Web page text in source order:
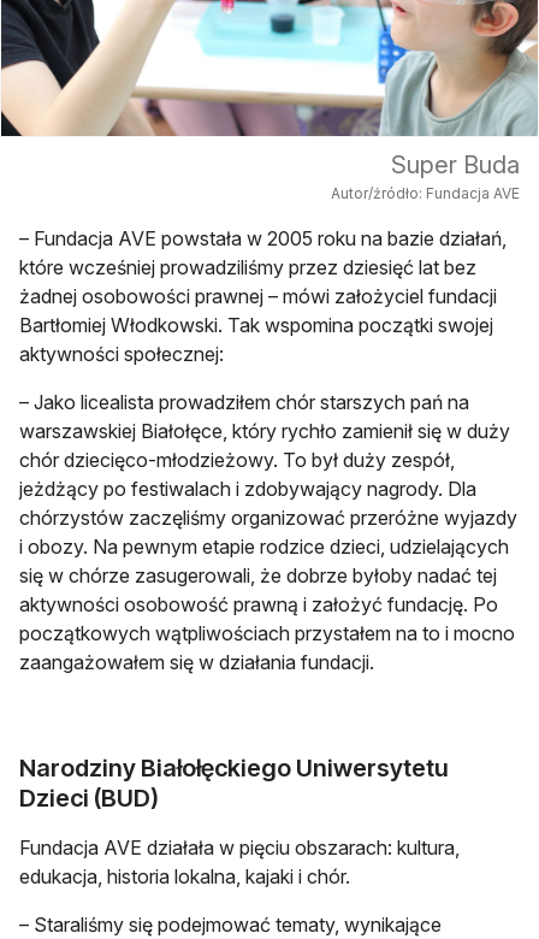
Super Buda
Autor/źródło: Fundacja AVE
– Fundacja AVE powstała w 2005 roku na bazie działań,
które wcześniej prowadziliśmy przez dziesięć lat bez
żadnej osobowości prawnej – mówi założyciel fundacji
Bartłomiej Włodkowski. Tak wspomina początki swojej
aktywności społecznej:
– Jako licealista prowadziłem chór starszych pań na
warszawskiej Białołęce, który rychło zamienił się w duży
chór dziecięco-młodzieżowy. To był duży zespół,
jeżdżący po festiwalach i zdobywający nagrody. Dla
chórzystów zaczęliśmy organizować przeróżne wyjazdy
i obozy. Na pewnym etapie rodzice dzieci, udzielających
się w chórze zasugerowali, że dobrze byłoby nadać tej
aktywności osobowość prawną i założyć fundację. Po
początkowych wątpliwościach przystałem na to i mocno
zaangażowałem się w działania fundacji.
Narodziny Białołęckiego Uniwersytetu
Dzieci (BUD)
Fundacja AVE działała w pięciu obszarach: kultura,
edukacja, historia lokalna, kajaki i chór.
– Staraliśmy się podejmować tematy, wynikające